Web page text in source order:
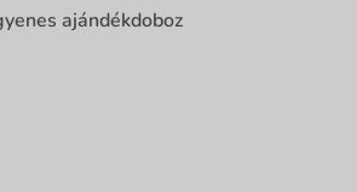
ajándékdoboz